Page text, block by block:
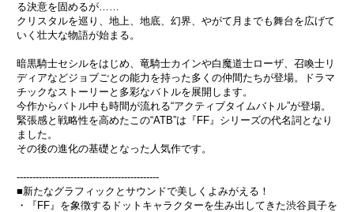
る決意を固めるが……
クリスタルを巡り、地上、地底、幻界、やがて月までも舞台を広げて
いく壮大な物語が始まる。
暗黒騎士セシルをはじめ、竜騎士カインや白魔道士ローザ、召喚士リ
ディアなどジョブごとの能力を持った多くの仲間たちが登場。ドラマ
チックなストーリーと多彩なバトルを展開します。
今作からバトル中も時間が流れる“アクティブタイムバトル”が登場。
緊張感と戦略性を高めたこの“ATB”は『FF』シリーズの代名詞となり
ました。
その後の進化の基礎となった人気作です。
---------------------------------------------
■新たなグラフィックとサウンドで美しくよみがえる！
・『FF』を象徴するドットキャラクターを生み出してきた渋谷員子を